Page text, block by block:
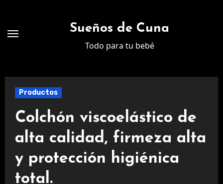
contenido
Sueños de Cuna
Todo para tu bebé
Productos
Colchón viscoelástico de
alta calidad, firmeza alta
y protección higiénica
total.